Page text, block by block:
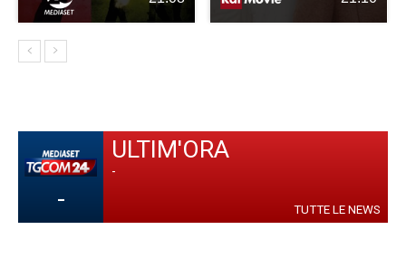
-
ULTIM'ORA
-
TUTTE LE NEWS